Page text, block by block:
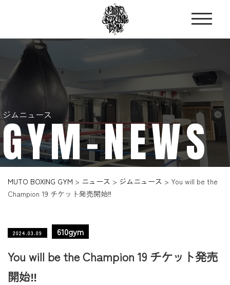
ジムニュース
GYM-NEWS
MUTO BOXING GYM > ニュース > ジムニュース > You will be the
Champion 19 チケット発売開始‼️
2024.03.09 610gym
You will be the Champion 19 チケット発売
開始‼️